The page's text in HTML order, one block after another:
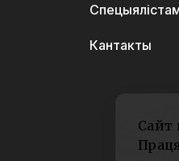
Кантакты
Сайт